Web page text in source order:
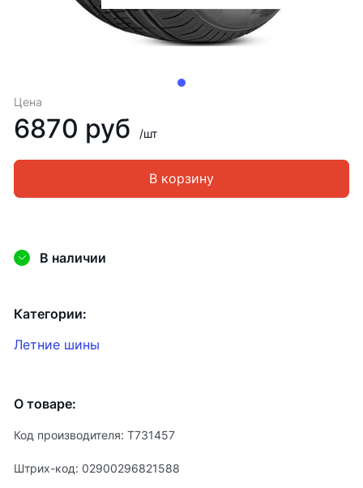
Цена
6870 руб /шт
В корзину
Категории:
Летние шины
О товаре:
Код производителя: T731457
Штрих-код: 02900296821588
В наличии